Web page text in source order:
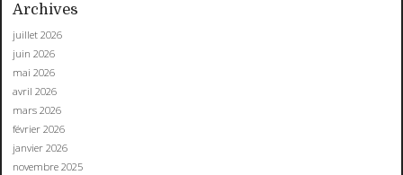
Archives
juillet 2026
juin 2026
mai 2026
avril 2026
mars 2026
février 2026
janvier 2026
novembre 2025